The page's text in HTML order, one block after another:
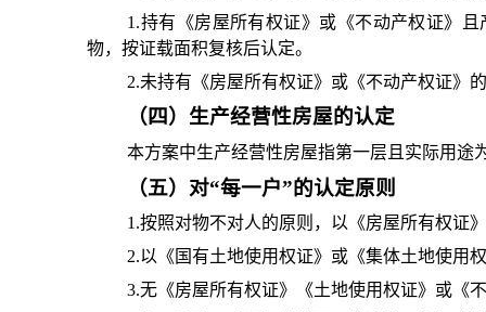
1.持有《房屋所有权证》或《不动产权证》
物，按证载面积复核后认定。
2.未持有《房屋所有权证》或《不动产权证》
（四）生产经营性房屋的认定
本方案中生产经营性房屋指第一层且实际用途
（五）对“每一户”的认定原则
1.按照对物不对人的原则，以《房屋所有权证
2.以《国有土地使用权证》或《集体土地使用
3.无《房屋所有权证》《土地使用权证》或《